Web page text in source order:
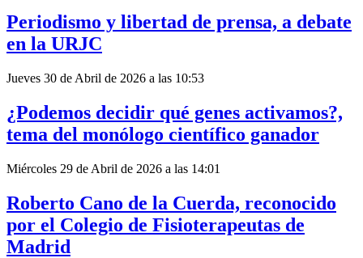
Periodismo y libertad de prensa, a debate
en la URJC
Jueves 30 de Abril de 2026 a las 10:53
¿Podemos decidir qué genes activamos?,
tema del monólogo científico ganador
Miércoles 29 de Abril de 2026 a las 14:01
Roberto Cano de la Cuerda, reconocido
por el Colegio de Fisioterapeutas de
Madrid